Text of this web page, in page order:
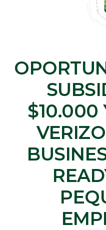
$10.000